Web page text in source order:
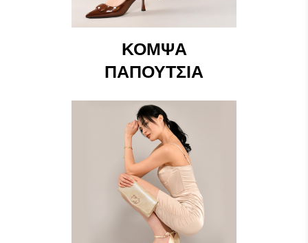
ΚΟΜΨΆ
ΠΑΠΟΎΤΣΙΑ